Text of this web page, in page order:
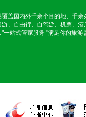
覆盖国内外千余个目的地、千余
、自由行、自驾游、机票、酒
站式管家服务 "满足你的旅游